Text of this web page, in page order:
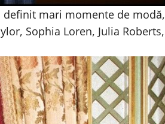
mari momente de modă,
Sophia Loren, Julia Roberts,